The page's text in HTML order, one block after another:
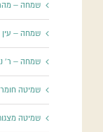
שמחה –
שמחה – עין
שמחה – ר'
שמיטה
שמיטה